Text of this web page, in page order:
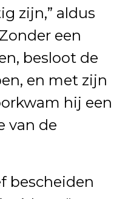
zijn,” aldus
een
besloot de
en met zijn
hij een
van de
bescheiden